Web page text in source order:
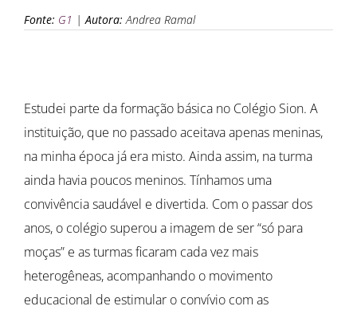
Fonte: G1 |Autora: Andrea Ramal
Estudei parte da formação básica no Colégio Sion. A
instituição, que no passado aceitava apenas meninas,
na minha época já era misto. Ainda assim, na turma
ainda havia poucos meninos. Tínhamos uma
convivência saudável e divertida. Com o passar dos
anos, o colégio superou a imagem de ser “só para
moças” e as turmas ficaram cada vez mais
heterogêneas, acompanhando o movimento
educacional de estimular o convívio com as